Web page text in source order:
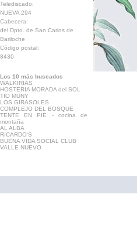
Telediscado:
NUEVA 294
Cabecera:
del Dpto. de San Carlos de
Bariloche
Código postal:
8430
Los 10 más buscados
WALKIRIAS
HOSTERIA MORADA del SOL
TIO MUNY
LOS GIRASOLES
COMPLEJO DEL BOSQUE
TENTE EN PIE - cocina de
montaña
AL ALBA
RICARDO‘S
BUENA VIDA SOCIAL CLUB
VALLE NUEVO